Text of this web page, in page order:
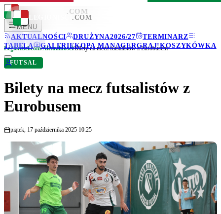
LEGIONISCI .COM
MENU
AKTUALNOŚCI
DRUŻYNA2026/27
TERMINARZ
TABELA
GALERIEKOPA MANAGERGRAJ!KOSZYKÓWKA
LEGIONISCI .COM
Legionisci.com/Aktualności/Bilety na mecz futsalistów z Eurobusem
FUTSAL
Bilety na mecz futsalistów z
Eurobusem
piątek, 17 października 2025 10:25